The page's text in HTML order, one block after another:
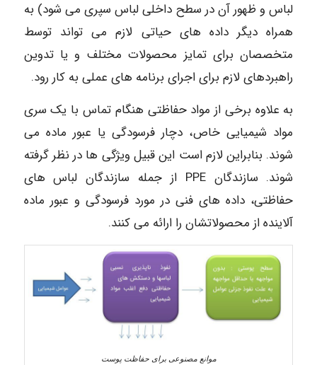
لباس و ظهور آن در سطح داخلی لباس سپری می شود) به
همراه دیگر داده های حیاتی لازم می تواند توسط
متخصصان برای تمایز محصولات مختلف و یا تدوین
راهبردهای لازم برای اجرای برنامه های عملی به کار رود.
به علاوه برخی از مواد حفاظتی هنگام تماس با یک سری
مواد شیمیایی خاص، دچار فرسودگی یا عبور ماده می
شوند. بنابراین لازم است این قبیل ویژگی ها در نظر گرفته
شوند. سازندگان PPE از جمله سازندگان لباس های
حفاظتی، داده های فنی در مورد فرسودگی و عبور ماده
آلاینده از محصولاتشان را ارائه می کنند.
موانع مصنوعی برای حفاظت پوست